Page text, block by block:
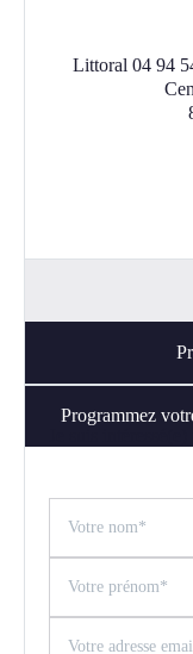
Littoral 04 94
Programmez